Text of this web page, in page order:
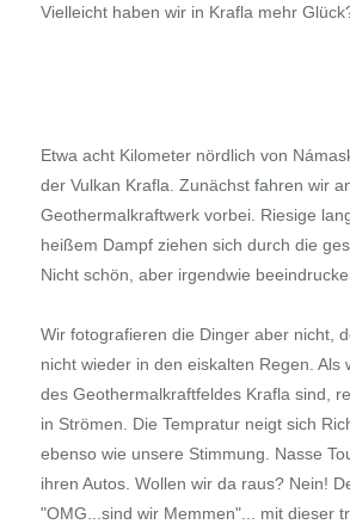
Vielleicht haben wir in Krafla mehr
Etwa acht Kilometer nördlich von
der Vulkan Krafla. Zunächst fahren wir
Geothermalkraftwerk vorbei. Riesige
heißem Dampf ziehen sich durch die
Nicht schön, aber irgendwie
Wir fotografieren die Dinger aber nicht,
nicht wieder in den eiskalten Regen. Als
des Geothermalkraftfeldes Krafla sind,
in Strömen. Die Tempratur neigt sich
ebenso wie unsere Stimmung. Nasse
ihren Autos. Wollen wir da raus? Nein!
"OMG...sind wir Memmen"... mit dieser